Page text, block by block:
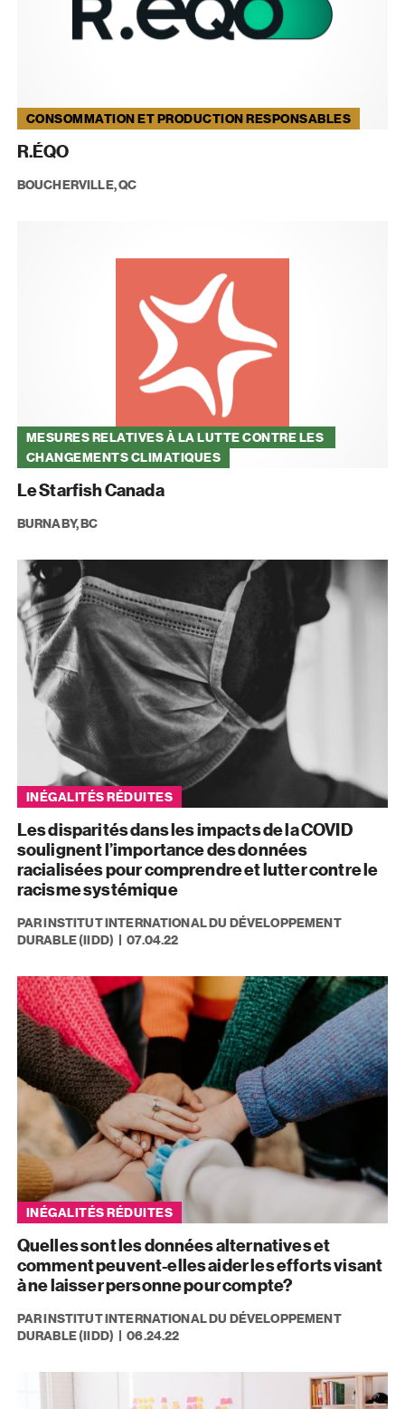
CONSOMMATION ET PRODUCTION RESPONSABLES
R.ÉQO
BOUCHERVILLE, QC
MESURES RELATIVES À LA LUTTE CONTRE LES
CHANGEMENTS CLIMATIQUES
Le Starfish Canada
BURNABY, BC
INÉGALITÉS RÉDUITES
Les disparités dans les impacts de la COVID
soulignent l’importance des données
racialisées pour comprendre et lutter contre le
racisme systémique
PAR INSTITUT INTERNATIONAL DU DÉVELOPPEMENT
DURABLE (IIDD)
07.04.22
INÉGALITÉS RÉDUITES
Quelles sont les données alternatives et
comment peuvent-elles aider les efforts visant
à ne laisser personne pour compte?
PAR INSTITUT INTERNATIONAL DU DÉVELOPPEMENT
DURABLE (IIDD)
06.24.22